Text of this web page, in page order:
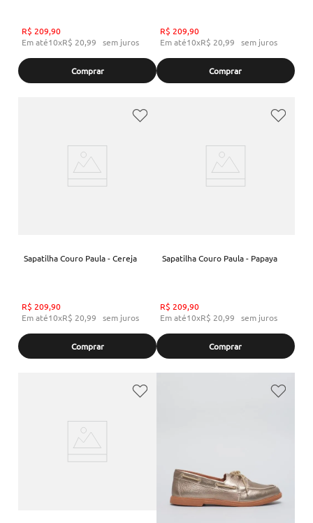
R$ 209,90
Em até10xR$ 20,99 sem juros
Comprar
R$ 209,90
Em até10xR$ 20,99 sem juros
Comprar
Sapatilha Couro Paula - Cereja
R$ 209,90
Em até10xR$ 20,99 sem juros
Comprar
Sapatilha Couro Paula - Papaya
R$ 209,90
Em até10xR$ 20,99 sem juros
Comprar